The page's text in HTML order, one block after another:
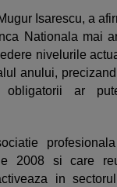
Isarescu, a
Nationala mai
nivelurile
anului,
obligatorii ar
2008 si care
in